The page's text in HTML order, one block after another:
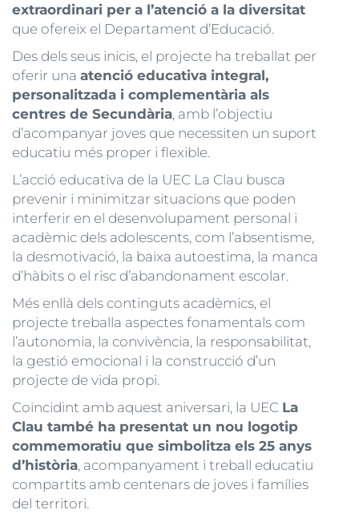
extraordinari per a l’atenció a la diversitat
que ofereix el Departament d’Educació.
Des dels seus inicis, el projecte ha treballat per
oferir una atenció educativa integral,
personalitzada i complementària als
centres de Secundària, amb l’objectiu
d’acompanyar joves que necessiten un suport
educatiu més proper i flexible.
L’acció educativa de la UEC La Clau busca
prevenir i minimitzar situacions que poden
interferir en el desenvolupament personal i
acadèmic dels adolescents, com l’absentisme,
la desmotivació, la baixa autoestima, la manca
d’hàbits o el risc d’abandonament escolar.
Més enllà dels continguts acadèmics, el
projecte treballa aspectes fonamentals com
l’autonomia, la convivència, la responsabilitat,
la gestió emocional i la construcció d’un
projecte de vida propi.
Coincidint amb aquest aniversari, la UEC La
Clau també ha presentat un nou logotip
commemoratiu que simbolitza els 25 anys
d’història, acompanyament i treball educatiu
compartits amb centenars de joves i famílies
del territori.